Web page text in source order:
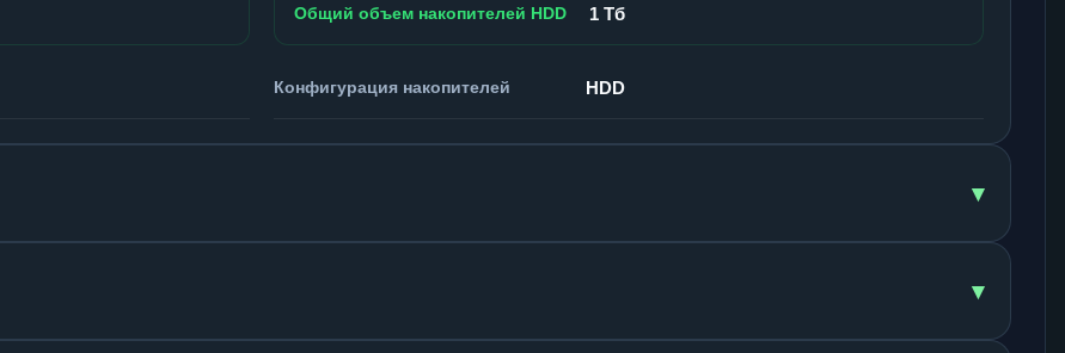
Общий объем накопителей HDD 1 Тб
Конфигурация накопителей HDD
▾
▾